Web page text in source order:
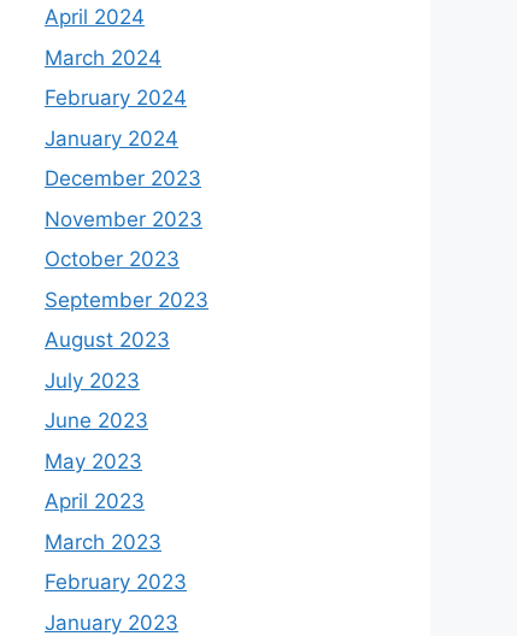
April 2024
March 2024
February 2024
January 2024
December 2023
November 2023
October 2023
September 2023
August 2023
July 2023
June 2023
May 2023
April 2023
March 2023
February 2023
January 2023